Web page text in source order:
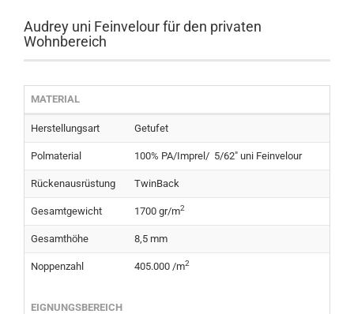
Audrey uni Feinvelour für den privaten
Wohnbereich
MATERIAL
Herstellungsart Getufet
Polmaterial 100% PA/Imprel/ 5/62" uni Feinvelour
Rückenausrüstung TwinBack
Gesamtgewicht 1700 gr/m2
Gesamthöhe 8,5 mm
Noppenzahl 405.000 /m2
EIGNUNGSBEREICH